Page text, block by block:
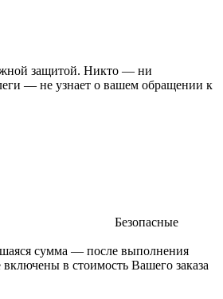
защитой. Никто — ни
— не узнает о вашем обращении к
Безопасные
сумма — после выполнения
в стоимость Вашего заказа